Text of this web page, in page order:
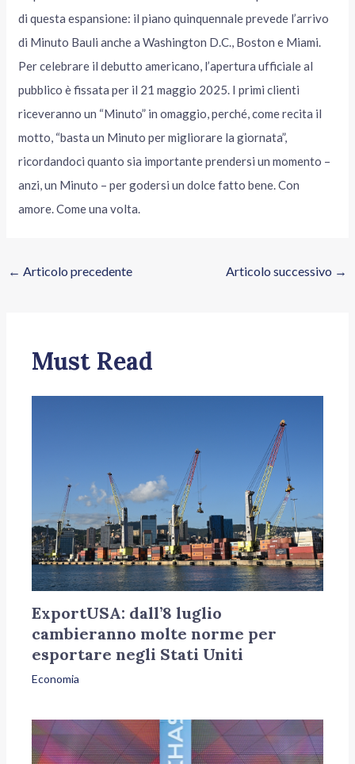
di questa espansione: il piano quinquennale prevede l’arrivo
di Minuto Bauli anche a Washington D.C., Boston e Miami.
Per celebrare il debutto americano, l’apertura ufficiale al
pubblico è fissata per il 21 maggio 2025. I primi clienti
riceveranno un “Minuto” in omaggio, perché, come recita il
motto, “basta un Minuto per migliorare la giornata”,
ricordandoci quanto sia importante prendersi un momento –
anzi, un Minuto – per godersi un dolce fatto bene. Con
amore. Come una volta.
← Articolo precedente Articolo successivo →
Must Read
ExportUSA: dall’8 luglio
cambieranno molte norme per
esportare negli Stati Uniti
Economia